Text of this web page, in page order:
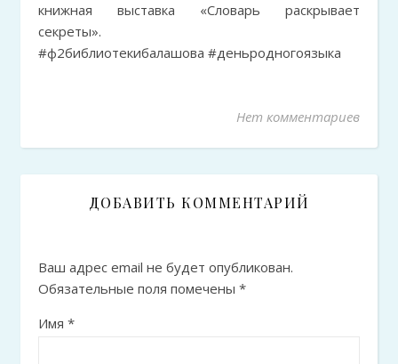
книжная выставка «Словарь раскрывает
секреты».
#ф2библиотекибалашова #деньродногоязыка
Нет комментариев
ДОБАВИТЬ КОММЕНТАРИЙ
Ваш адрес email не будет опубликован.
Обязательные поля помечены *
Имя *